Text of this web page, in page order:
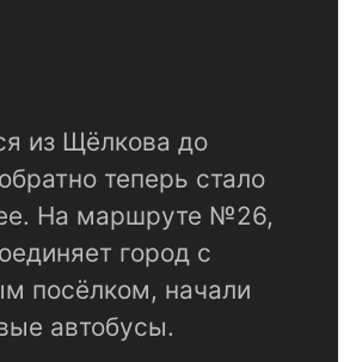
из Щёлкова до
теперь стало
На маршруте №26,
город с
посёлком, начали
автобусы.